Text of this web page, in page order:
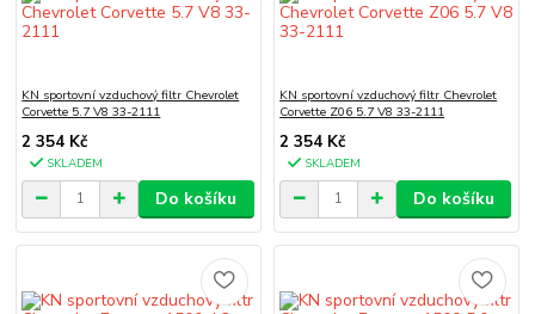
KN sportovní vzduchový filtr Chevrolet
Corvette 5.7 V8 33-2111
2 354 Kč
SKLADEM
Do košíku
KN sportovní vzduchový filtr Chevrolet
Corvette Z06 5.7 V8 33-2111
2 354 Kč
SKLADEM
Do košíku